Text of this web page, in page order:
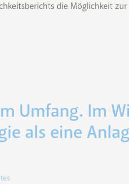
die Möglichkeit zur
Umfang. Im
als eine